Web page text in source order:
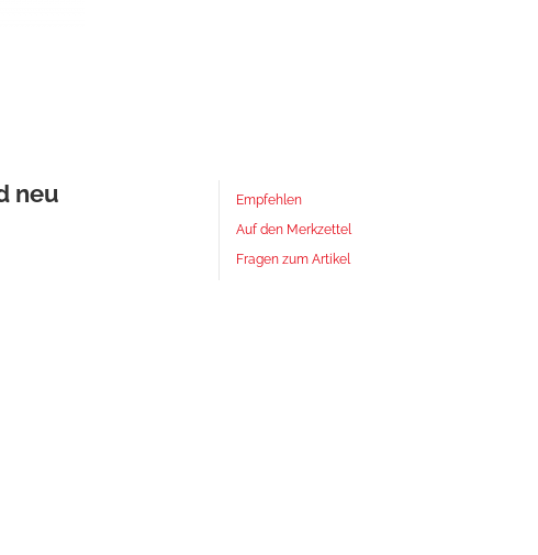
neu
Empfehlen
Auf den Merkzettel
Fragen zum Artikel